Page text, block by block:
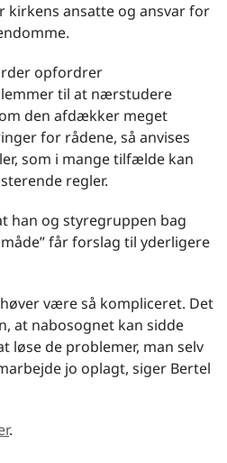
kirkens ansatte og ansvar for
opfordrer
til at nærstudere
den afdækker meget
for rådene, så anvises
som i mange tilfælde kan
regler.
han og styregruppen bag
får forslag til yderligere
være så kompliceret. Det
at nabosognet kan sidde
løse de problemer, man selv
jo oplagt, siger Bertel
.